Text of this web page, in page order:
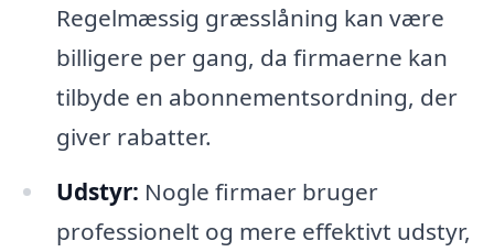
Regelmæssig græsslåning kan være
billigere per gang, da firmaerne kan
tilbyde en abonnementsordning, der
giver rabatter.
Udstyr: Nogle firmaer bruger
professionelt og mere effektivt udstyr,